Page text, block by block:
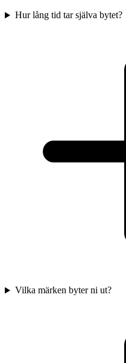
Hur lång tid tar själva bytet?
Vilka märken byter ni ut?